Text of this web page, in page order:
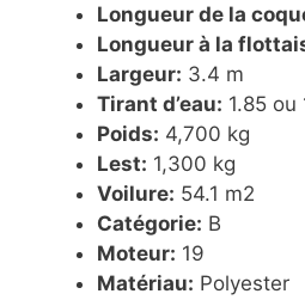
Longueur de la
Longueur à la
Largeur: 3.4 m
Tirant d’eau: 1.85 ou
Poids: 4,700 kg
Lest: 1,300 kg
Voilure: 54.1 m2
Catégorie: B
Moteur: 19
Matériau: Polyester